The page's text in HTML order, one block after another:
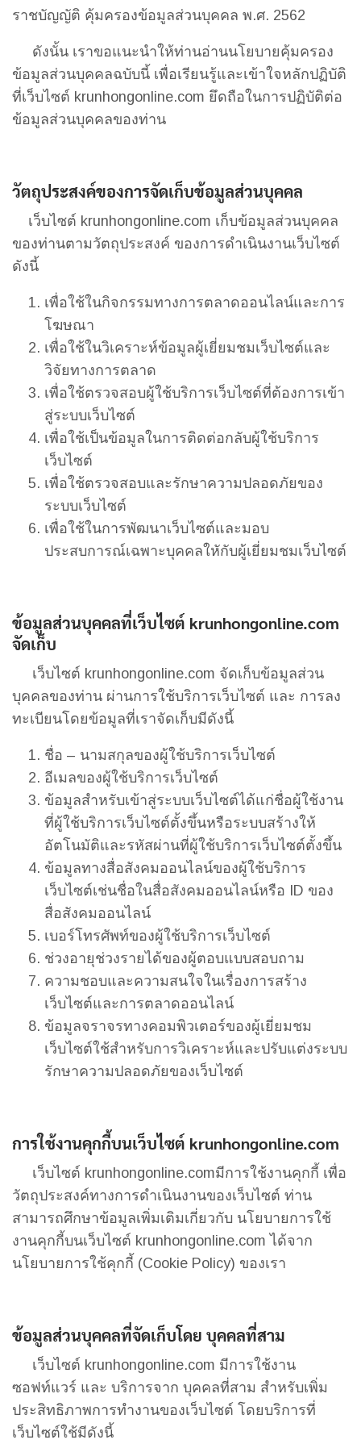
ราชบัญญัติ คุ้มครองข้อมูลส่วนบุคคล พ.ศ. 2562
ดังนั้น เราขอแนะนำให้ท่านอ่านนโยบายคุ้มครอง
ข้อมูลส่วนบุคคลฉบับนี้ เพื่อเรียนรู้และเข้าใจหลักปฏิบัติ
ที่เว็บไซต์ krunhongonline.com ยึดถือในการปฏิบัติต่อ
ข้อมูลส่วนบุคคลของท่าน
วัตถุประสงค์ของการจัดเก็บข้อมูลส่วนบุคคล
เว็บไซต์ krunhongonline.com เก็บข้อมูลส่วนบุคคล
ของท่านตามวัตถุประสงค์ ของการดำเนินงานเว็บไซต์
ดังนี้
เพื่อใช้ในกิจกรรมทางการตลาดออนไลน์และการ
โฆษณา
เพื่อใช้ในวิเคราะห์ข้อมูลผู้เยี่ยมชมเว็บไซต์และ
วิจัยทางการตลาด
เพื่อใช้ตรวจสอบผู้ใช้บริการเว็บไซต์ที่ต้องการเข้า
สู่ระบบเว็บไซต์
เพื่อใช้เป็นข้อมูลในการติดต่อกลับผู้ใช้บริการ
เว็บไซต์
เพื่อใช้ตรวจสอบและรักษาความปลอดภัยของ
ระบบเว็บไซต์
เพื่อใช้ในการพัฒนาเว็บไซต์และมอบ
ประสบการณ์เฉพาะบุคคลใหักับผู้เยี่ยมชมเว็บไซต์
ข้อมูลส่วนบุคคลที่เว็บไซต์ krunhongonline.com
จัดเก็บ
เว็บไซต์ krunhongonline.com จัดเก็บข้อมูลส่วน
บุคคลของท่าน ผ่านการใช้บริการเว็บไซต์ และ การลง
ทะเบียนโดยข้อมูลที่เราจัดเก็บมีดังนี้
ชื่อ – นามสกุลของผู้ใช้บริการเว็บไซต์
อีเมลของผู้ใช้บริการเว็บไซต์
ข้อมูลสำหรับเข้าสู่ระบบเว็บไซต์ได้แก่ชื่อผู้ใช้งาน
ที่ผู้ใช้บริการเว็บไซต์ตั้งขึ้นหรือระบบสร้างให้
อัตโนมัติและรหัสผ่านที่ผู้ใช้บริการเว็บไซต์ตั้งขึ้น
ข้อมูลทางสื่อสังคมออนไลน์ของผู้ใช้บริการ
เว็บไซต์เช่นชื่อในสื่อสังคมออนไลน์หรือ ID ของ
สื่อสังคมออนไลน์
เบอร์โทรศัพท์ของผู้ใช้บริการเว็บไซต์
ช่วงอายุช่วงรายได้ของผู้ตอบแบบสอบถาม
ความชอบและความสนใจในเรื่องการสร้าง
เว็บไซต์และการตลาดออนไลน์
ข้อมูลจราจรทางคอมพิวเตอร์ของผู้เยี่ยมชม
เว็บไซต์ใช้สำหรับการวิเคราะห์และปรับแต่งระบบ
รักษาความปลอดภัยของเว็บไซต์
การใช้งานคุกกี้บนเว็บไซต์ krunhongonline.com
เว็บไซต์ krunhongonline.comมีการใช้งานคุกกี้ เพื่อ
วัตถุประสงค์ทางการดำเนินงานของเว็บไซต์ ท่าน
สามารถศึกษาข้อมูลเพิ่มเติมเกี่ยวกับ นโยบายการใช้
งานคุกกี้บนเว็บไซต์ krunhongonline.com ได้จาก
นโยบายการใช้คุกกี้ (Cookie Policy) ของเรา
ข้อมูลส่วนบุคคลที่จัดเก็บโดย บุคคลที่สาม
เว็บไซต์ krunhongonline.com มีการใช้งาน
ซอฟท์แวร์ และ บริการจาก บุคคลที่สาม สำหรับเพิ่ม
ประสิทธิภาพการทำงานของเว็บไซต์ โดยบริการที่
เว็บไซต์ใช้มีดังนี้